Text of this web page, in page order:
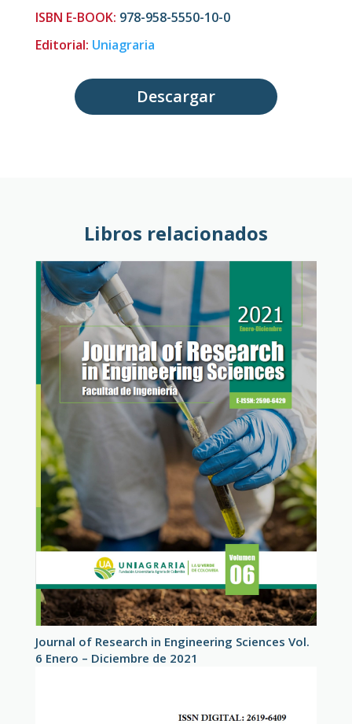
ISBN E-BOOK: 978-958-5550-10-0
Editorial: Uniagraria
Descargar
Libros relacionados
Journal of Research in Engineering Sciences Vol.
6 Enero – Diciembre de 2021